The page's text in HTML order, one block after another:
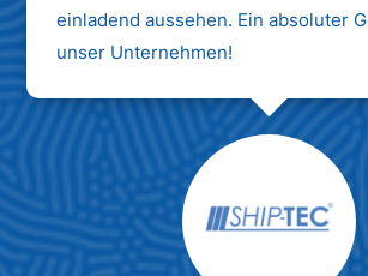
einladend aussehen. Ein absoluter
unser Unternehmen!